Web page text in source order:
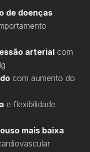
de doenças
arterial com
com aumento do
e flexibilidade
mais baixa